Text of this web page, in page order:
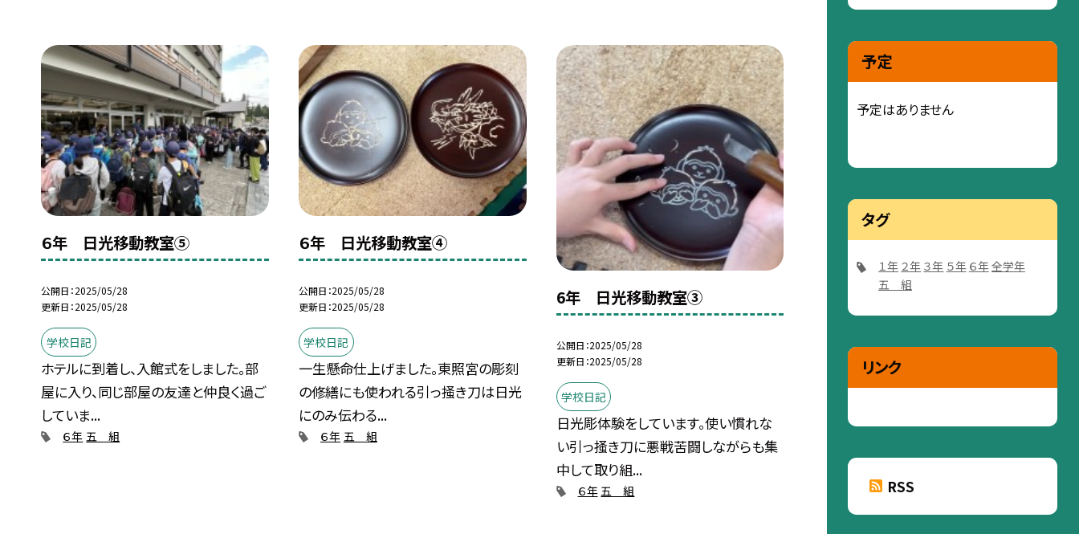
６年 日光移動教室⑤
公開日 2025/05/28
更新日 2025/05/28
学校日記
ホテルに到着し、入館式をしました。部
屋に入り、同じ部屋の友達と仲良く過ご
していま...
６年 五 組
６年 日光移動教室④
公開日 2025/05/28
更新日 2025/05/28
学校日記
一生懸命仕上げました。東照宮の彫刻
の修繕にも使われる引っ掻き刀は日光
にのみ伝わる...
６年 五 組
6年 日光移動教室③
公開日 2025/05/28
更新日 2025/05/28
学校日記
日光彫体験をしています。使い慣れな
い引っ掻き刀に悪戦苦闘しながらも集
中して取り組...
６年五 組
予定
予定はありません
タグ
１年 ２年 ３年 ５年 ６年全学年
五 組
リンク
RSS